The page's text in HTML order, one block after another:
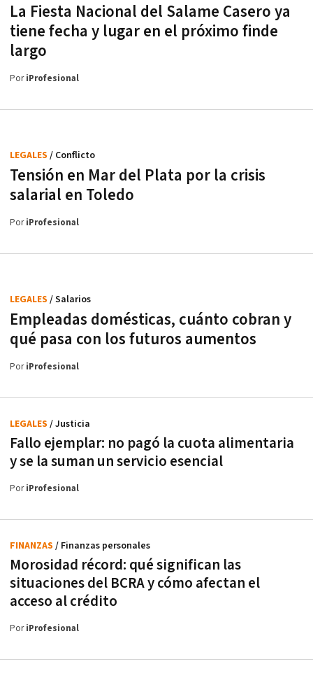
La Fiesta Nacional del Salame Casero ya
tiene fecha y lugar en el próximo finde
largo
PoriProfesional
Tensión en Mar del Plata por la crisis
salarial en Toledo
LEGALES / Conflicto
PoriProfesional
Empleadas domésticas, cuánto cobran y
qué pasa con los futuros aumentos
LEGALES / Salarios
PoriProfesional
Fallo ejemplar: no pagó la cuota alimentaria
y se la suman un servicio esencial
LEGALES / Justicia
PoriProfesional
Morosidad récord: qué significan las
situaciones del BCRA y cómo afectan el
acceso al crédito
FINANZAS / Finanzas personales
PoriProfesional